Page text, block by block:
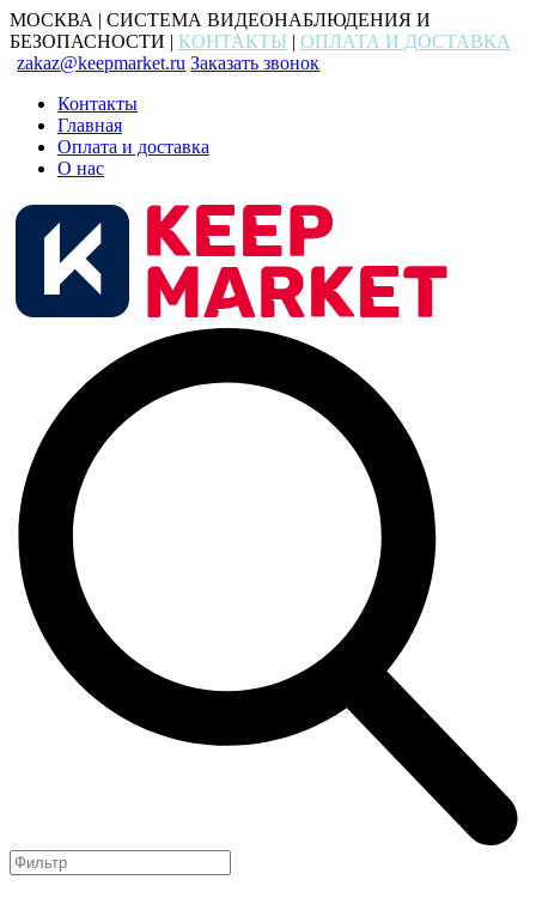
МОСКВА | СИСТЕМА ВИДЕОНАБЛЮДЕНИЯ И
БЕЗОПАСНОСТИ | КОНТАКТЫ | ОПЛАТА И ДОСТАВКА
zakaz@keepmarket.ru Заказать звонок
Контакты
Главная
Оплата и доставка
О нас